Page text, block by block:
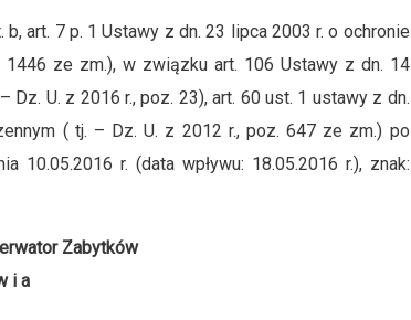
art. 7 p. 1 Ustawy z dn. 23 lipca 2003 r. o ochronie
ze zm.), w związku art. 106 Ustawy z dn. 14
U. z 2016 r., poz. 23), art. 60 ust. 1 ustawy z dn.
( tj. – Dz. U. z 2012 r., poz. 647 ze zm.) po
10.05.2016 r. (data wpływu: 18.05.2016 r.), znak:
Zabytków
i a